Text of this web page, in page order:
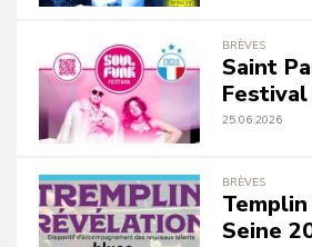
BRÈVES
Saint
25.06.2026
BRÈVES
Seine